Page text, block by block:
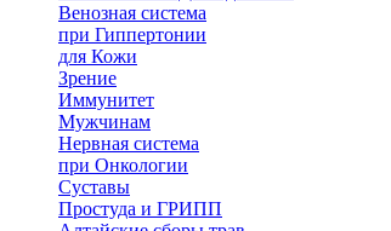
Венозная система
при Гиппертонии
для Кожи
Зрение
Иммунитет
Мужчинам
Нервная система
при Онкологии
Суставы
Простуда и ГРИПП